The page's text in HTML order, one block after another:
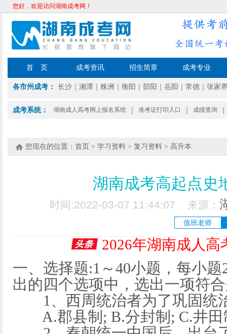
您好，欢迎访问湖南成考网！
首 页 成考资讯 招生简章 成考专业
各市州成考： 长沙 湘潭 株洲 衡阳 邵阳 岳阳 常德 张家
成考系统： 湖南成人高考网上报名系统 准考证打印入口 成绩查询
您现在的位置： 首页 > 学习资料 > 复习资料 > 高升本
湖南成考高起点史
时间:2022-03-07 11:44:07 来源：
值班老师
2026年湖南成人高
一、选择题:1～40小题，每小
出的四个选项中，选出一项符
1、西周统治者为了巩固统
A.郡县制; B.分封制; C.井田